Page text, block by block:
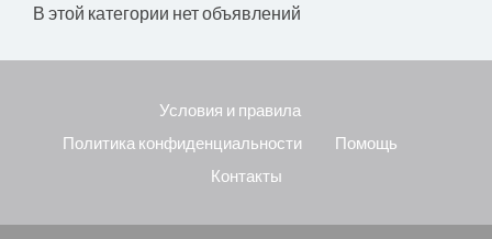
В этой категории нет объявлений
Условия и правила
Политика конфиденциальности
Помощь
Контакты